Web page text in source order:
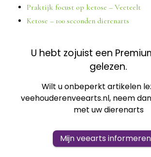
Praktijk focust op ketose – Veeteelt
Ketose – 100 seconden dierenarts
U hebt zojuist een
gelezen.
Wilt u onbeperkt artikelen
veehouderenveearts.nl, neem
met uw dierenarts
Mijn veearts informeren